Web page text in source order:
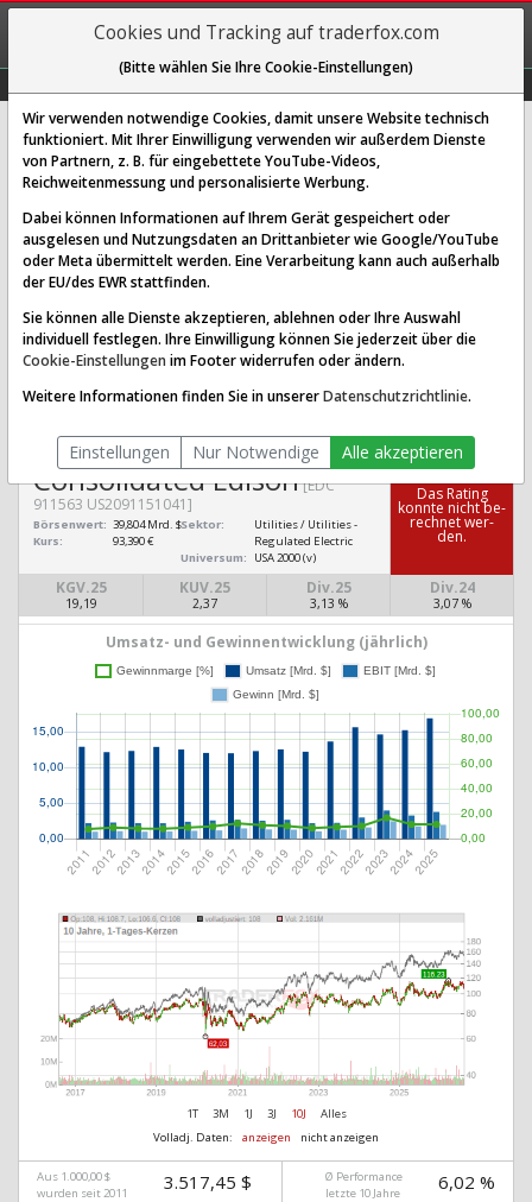
REGIS-
TRIEREN
Consolidated Edison Aktie:
Realtime-Kurs & Analyse (911563 |
EDC)
SCORING SYSTEMS:
Qualitäts-Check Dividenden-Check
Wachstums-Check
geeignet?
Consolidated Edison[EDC
911563 US2091151041]
Börsenwert: 39,804 Mrd. $
Kurs:
93,390 €
Sektor:
Utilities / Utilities -
Regulated Electric
Universum:
USA 2000 (v)
KGV.25
19,19
KUV.25
2,37
Div.25
3,13 %
Div.24
3,07 %
Das Ra­ting
konn­te nicht be­
rech­net wer­
den.
Umsatz- und Gewinnentwicklung (jährlich)
1T 3M 1J 3J 10J
Alles
Volladj. Daten:
anzeigen nicht anzeigen
Aus 1.000,00 $
wurden seit 2011
3.517,45 $
Ø Performance
letzte 10 Jahre
6,02 %
Cookies und Tracking auf traderfox.com
(Bitte wählen Sie Ihre Cookie-Einstellungen)
Wir verwenden notwendige Cookies, damit unsere Website technisch
funktioniert. Mit Ihrer Einwilligung verwenden wir außerdem Dienste
von Partnern, z. B. für eingebettete YouTube-Videos,
Reichweitenmessung und personalisierte Werbung.
Dabei können Informationen auf Ihrem Gerät gespeichert oder
ausgelesen und Nutzungsdaten an Drittanbieter wie Google/YouTube
oder Meta übermittelt werden. Eine Verarbeitung kann auch außerhalb
der EU/des EWR stattfinden.
Sie können alle Dienste akzeptieren, ablehnen oder Ihre Auswahl
individuell festlegen. Ihre Einwilligung können Sie jederzeit über die
Cookie-Einstellungen im Footer widerrufen oder ändern.
Weitere Informationen finden Sie in unsererDatenschutzrichtlinie.
Einstellungen Nur Notwendige Alle akzeptieren